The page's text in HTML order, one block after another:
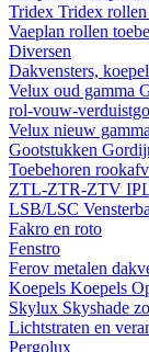
Tridex Tridex rollen
Vaeplan rollen
Diversen
Dakvensters,
Velux oud gamma
rol-vouw-
Velux nieuw gamma
Gootstukken
Toebehoren
ZTL-ZTR-ZTV
LSB/LSC
Fakro en roto
Fenstro
Ferov metalen
Koepels Koepels
Skylux Skyshade
Lichtstraten en
Pergolux